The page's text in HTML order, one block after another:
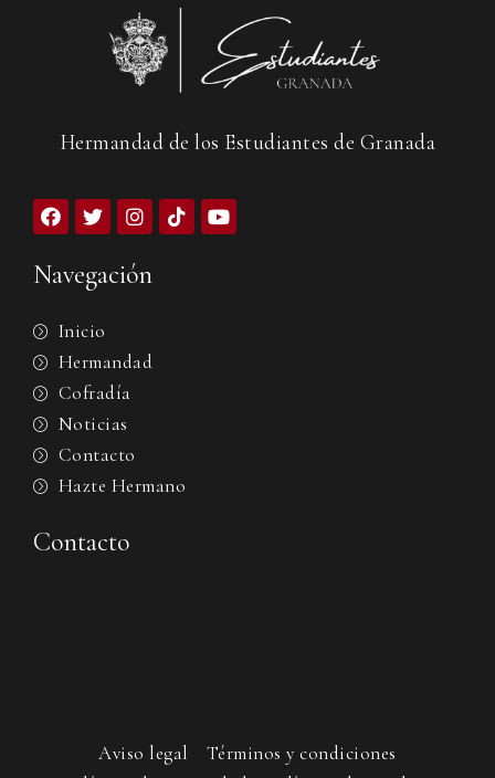
Hermandad de los Estudiantes de Granada
Navegación
Inicio
Hermandad
Cofradía
Noticias
Contacto
Hazte Hermano
Contacto
Aviso legal
Términos y condiciones